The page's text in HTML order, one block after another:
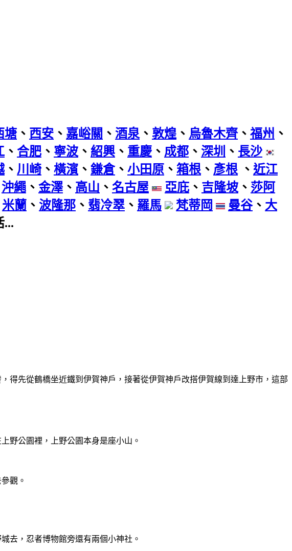
塘 、 西安 、 嘉峪關 、 酒泉 、 敦煌 、 烏魯木齊、 福州 、
、 合肥 、 寧波 、 紹興 、 重慶、 成都 、 深圳 、 長沙
、 川崎 、 橫濱 、 鎌倉、 小田原 、 箱根 、 彥根 、 近江
沖繩 、 金澤 、 高山 、 名古屋 亞庇 、 吉隆坡 、 莎阿
米蘭 、 波隆那 、 翡冷翠 、 羅馬 梵蒂岡 曼谷、 大
...
得先從鶴橋坐近鐵到伊賀神戶，接著從伊賀神戶改搭伊賀線到達上野市，這部
野公園裡，上野公園本身是座小山。
觀。
去，忍者博物館旁還有兩個小神社。